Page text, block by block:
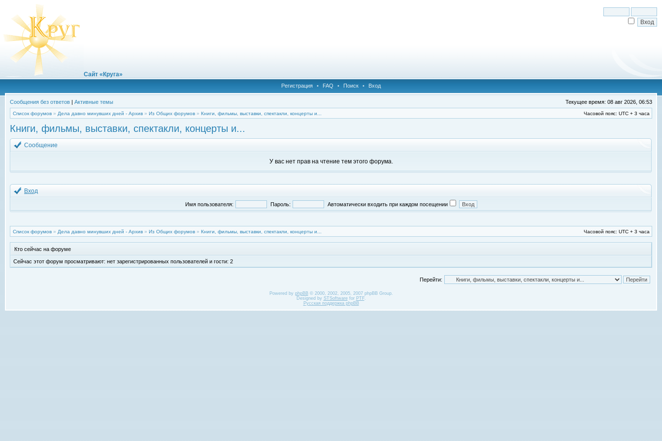
Сайт «Круга»
Регистрация • FAQ • Поиск • Вход
Сообщения без ответов | Активные темы Текущее время: 08 авг 2026, 06:53
Список форумов » Дела давно минувших дней - Архив » Из Общих форумов » Книги, фильмы, выставки, спектакли, концерты и... Часовой пояс: UTC + 3 часа
Книги, фильмы, выставки, спектакли, концерты и...
Сообщение
У вас нет прав на чтение тем этого форума.
Вход
Имя пользователя: Пароль: Автоматически входить при каждом посещении
Список форумов » Дела давно минувших дней - Архив » Из Общих форумов » Книги, фильмы, выставки, спектакли, концерты и... Часовой пояс: UTC + 3 часа
Кто сейчас на форуме
Сейчас этот форум просматривают: нет зарегистрированных пользователей и гости: 2
Перейти:
Powered by phpBB© 2000, 2002, 2005, 2007 phpBB Group.
Designed by STSoftwarefor PTF.
Русская поддержка phpBB